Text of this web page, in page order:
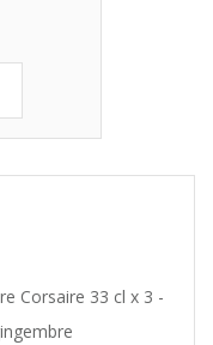
Corsaire 33 cl x 3 -